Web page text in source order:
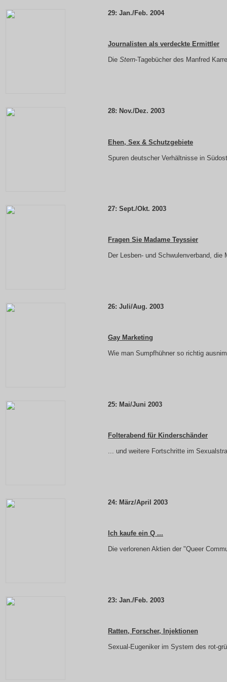
29: Jan./Feb. 2004
Journalisten als verdeckte Ermittler
Die Stern-Tagebücher des Manfred
28: Nov./Dez. 2003
Ehen, Sex & Schutzgebiete
Spuren deutscher Verhältnisse in
27: Sept./Okt. 2003
Fragen Sie Madame Teyssier
Der Lesben- und Schwulenverband, die
26: Juli/Aug. 2003
Gay Marketing
Wie man Sumpfhühner so richtig
25: Mai/Juni 2003
Folterabend für Kinderschänder
... und weitere Fortschritte im
24: März/April 2003
Ich kaufe ein Q ...
Die verlorenen Aktien der "Queer
23: Jan./Feb. 2003
Ratten, Forscher, Injektionen
Sexual-Eugeniker im System des rot-